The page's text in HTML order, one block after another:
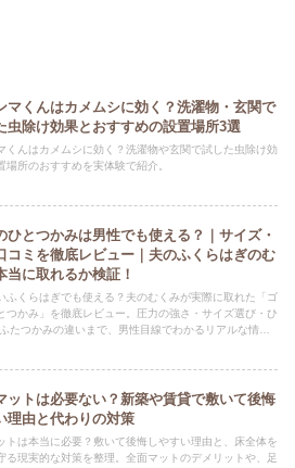
マくんはカメムシに効く？洗濯物・玄関で
虫除け効果とおすすめの設置場所3選
くんはカメムシに効く？洗濯物や玄関で試した虫除け効
場所のおすすめを実体験で紹介。
ひとつかみは男性でも使える？｜サイズ・
コミを徹底レビュー｜夫のふくらはぎのむ
当に取れるか検証！
ふくらはぎでも使える？夫のむくみが実際に取れた「ゴ
つかみ」を徹底レビュー。圧力の強さ・サイズ選び・ひ
たつかみの違いまで、男性目線でわかるリアルな情報
ットは必要ない？新築や賃貸で敷いて後悔
理由と代わりの対策
トは本当に必要？敷いて後悔しやすい理由と、床全体を
る現実的な対策を整理。全面マットのデメリットや、足